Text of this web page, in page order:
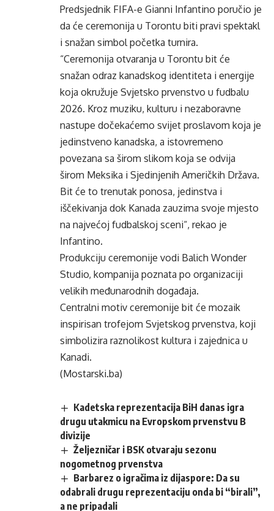
Predsjednik FIFA-e Gianni Infantino poručio je
da će ceremonija u Torontu biti pravi spektakl
i snažan simbol početka turnira.
“Ceremonija otvaranja u Torontu bit će
snažan odraz kanadskog identiteta i energije
koja okružuje Svjetsko prvenstvo u fudbalu
2026. Kroz muziku, kulturu i nezaboravne
nastupe dočekaćemo svijet proslavom koja je
jedinstveno kanadska, a istovremeno
povezana sa širom slikom koja se odvija
širom Meksika i Sjedinjenih Američkih Država.
Bit će to trenutak ponosa, jedinstva i
iščekivanja dok Kanada zauzima svoje mjesto
na najvećoj fudbalskoj sceni“, rekao je
Infantino.
Produkciju ceremonije vodi Balich Wonder
Studio, kompanija poznata po organizaciji
velikih međunarodnih događaja.
Centralni motiv ceremonije bit će mozaik
inspirisan trofejom Svjetskog prvenstva, koji
simbolizira raznolikost kultura i zajednica u
Kanadi.
(Mostarski.ba)
Kadetska reprezentacija BiH danas igra
drugu utakmicu na Evropskom prvenstvu B
divizije
Željezničar i BSK otvaraju sezonu
nogometnog prvenstva
Barbarez o igračima iz dijaspore: Da su
odabrali drugu reprezentaciju onda bi “birali”,
a ne pripadali